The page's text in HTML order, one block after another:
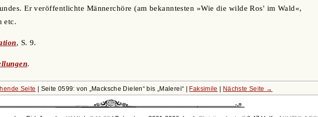
Er veröffentlichte Männerchöre (am bekanntesten »Wie die wilde Ros' im Wald«,
etc.
, S. 9.
.
Seite | Seite 0599: von Macksche Dielen bis Malerei | Faksimile | Nächste Seite →